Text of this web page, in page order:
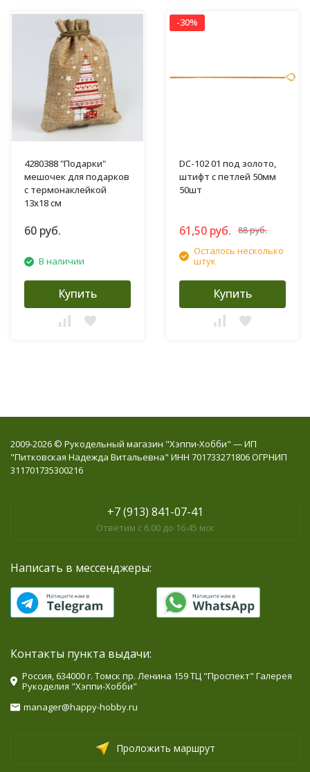
4280388 "Подарки"
мешочек для подарков
с термонаклейкой
13х18 см
60 руб.
В наличии
Купить
-30%
DC-102 01 под золото,
штифт с петлей 50мм
50шт
61,50 руб. 88 руб.
Осталось несколько
штук
Купить
2009-2026 © Рукодельный магазин "Хэппи-Хобби" — ИП
"Питковская Надежда Витальевна" ИНН 701733271806 ОГРНИП
311701735300216
+7 (913) 841-07-41
Ответим с 6.00 до 16.45 мск
Написать в мессенджеры:
Контакты пункта выдачи:
Россия, 634000 г. Томск пр. Ленина 159 ТЦ "Проспект" Галерея
Рукоделия "Хэппи-Хобби"
manager@happy-hobby.ru
Проложить маршрут